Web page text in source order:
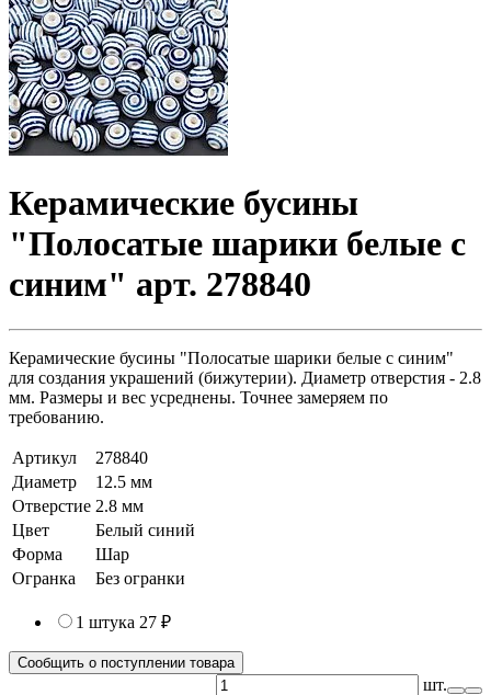
Керамические бусины
"Полосатые шарики белые с
синим" арт. 278840
Керамические бусины "Полосатые шарики белые с синим"
для создания украшений (бижутерии). Диаметр отверстия - 2.8
мм. Размеры и вес усреднены. Точнее замеряем по
требованию.
Артикул
278840
Диаметр
12.5 мм
Отверстие 2.8 мм
Цвет
Белый синий
Форма
Шар
Огранка
Без огранки
1 штука 27 ₽
Сообщить о поступлении товара
шт.